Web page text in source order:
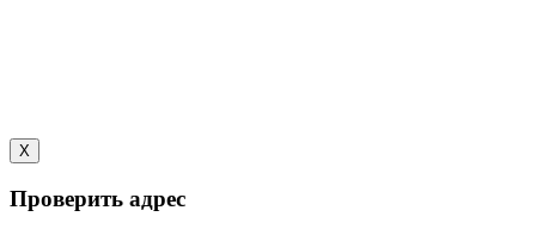
X
Проверить адрес